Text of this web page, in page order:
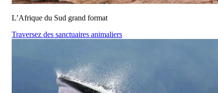
L’Afrique du Sud grand format
Traversez des sanctuaires animaliers